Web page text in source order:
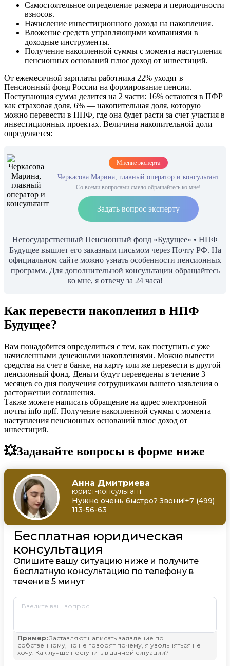
Самостоятельное определение размера и периодичности
взносов.
Начисление инвестиционного дохода на накопления.
Вложение средств управляющими компаниями в
доходные инструменты.
Получение накопленной суммы с момента наступления
пенсионных оснований плюс доход от инвестиций.
От ежемесячной зарплаты работника 22% уходят в
Пенсионный фонд России на формирование пенсии.
Поступающая сумма делится на 2 части: 16% остаются в ПФР
как страховая доля, 6% — накопительная доля, которую
можно перевести в НПФ, где она будет расти за счет участия в
инвестиционных проектах. Величина накопительной доли
определяется:
Мнение эксперта
Черкасова Марина, главный оператор и консультант
Со всеми вопросами смело обращайтесь ко мне!
Задать вопрос эксперту
Негосударственный Пенсионный фонд «Будущее» • НПФ
Будущее вышлет его заказным письмом через Почту РФ. На
официальном сайте можно узнать особенности пенсионных
программ. Для дополнительной консультации обращайтесь
ко мне, я отвечу за 24 часа!
Как перевести накопления в НПФ
Будущее?
Вам понадобится определиться с тем, как поступить с уже
начисленными денежными накоплениями. Можно вывести
средства на счет в банке, на карту или же перевести в другой
пенсионный фонд. Деньги будут переведены в течение 3
месяцев со дня получения сотрудниками вашего заявления о
расторжении соглашения.
Также можете написать обращение на адрес электронной
почты info npff. Получение накопленной суммы с момента
наступления пенсионных оснований плюс доход от
инвестиций.
💥Задавайте вопросы в форме ниже